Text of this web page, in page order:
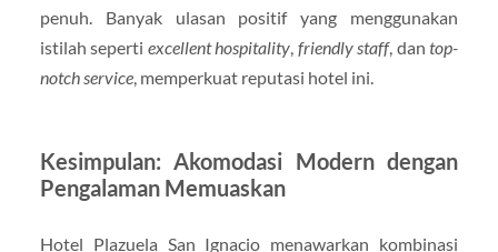
penuh. Banyak ulasan positif yang menggunakan
istilah seperti excellent hospitality, friendly staff, dantop-
notch service, memperkuat reputasi hotel ini.
Kesimpulan: Akomodasi Modern dengan
Pengalaman Memuaskan
Hotel Plazuela San Ignacio menawarkan kombinasi